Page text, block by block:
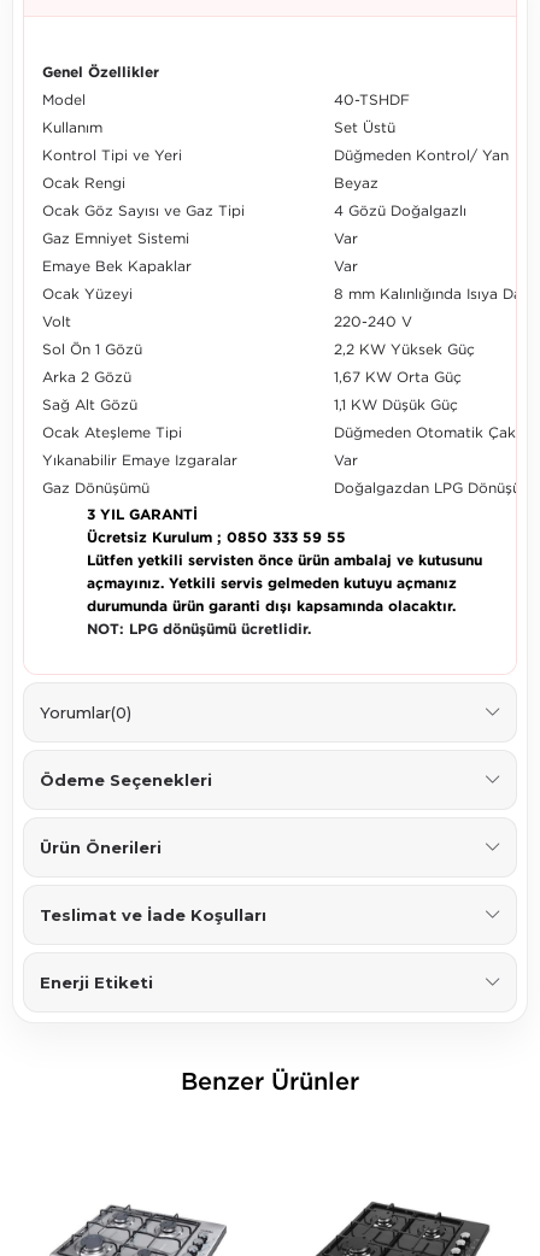
Genel Özellikler
Model 40-TSHDF
Kullanım Set Üstü
Kontrol Tipi ve Yeri Düğmeden Kontrol/ Yan
Ocak Rengi Beyaz
Ocak Göz Sayısı ve Gaz Tipi 4 Gözü Doğalgazlı
Gaz Emniyet Sistemi Var
Emaye Bek Kapaklar Var
Ocak Yüzeyi 8 mm Kalınlığında Isıya
Volt 220-240 V
Sol Ön 1 Gözü 2,2 KW Yüksek Güç
Arka 2 Gözü 1,67 KW Orta Güç
Sağ Alt Gözü 1,1 KW Düşük Güç
Ocak Ateşleme Tipi Düğmeden Otomatik
Yıkanabilir Emaye Izgaralar Var
Gaz Dönüşümü
Doğalgazdan LPG
3 YIL GARANTİ
Ücretsiz Kurulum ; 0850 333 59 55
Lütfen yetkili servisten önce ürün ambalaj ve kutusunu
açmayınız. Yetkili servis gelmeden kutuyu açmanız
durumunda ürün garanti dışı kapsamında olacaktır.
NOT: LPG dönüşümü ücretlidir.
Yorumlar(0)
Ödeme Seçenekleri
Ürün Önerileri
Teslimat ve İade Koşulları
Enerji Etiketi
Benzer Ürünler